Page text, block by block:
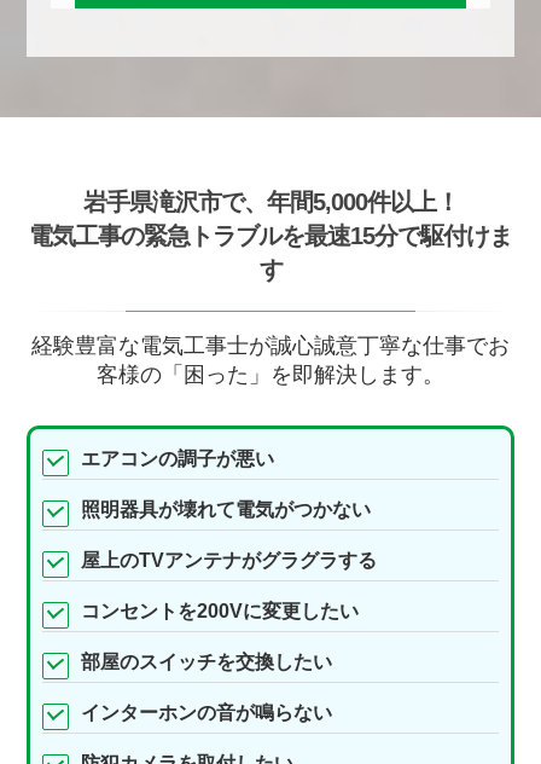
岩手県滝沢市で、年間5,000件以上！
電気工事の緊急トラブルを最速15分で駆付けま
す
経験豊富な電気工事士が誠心誠意丁寧な仕事でお
客様の「困った」を即解決します。
エアコンの調子が悪い
照明器具が壊れて電気がつかない
屋上のTVアンテナがグラグラする
コンセントを200Vに変更したい
部屋のスイッチを交換したい
インターホンの音が鳴らない